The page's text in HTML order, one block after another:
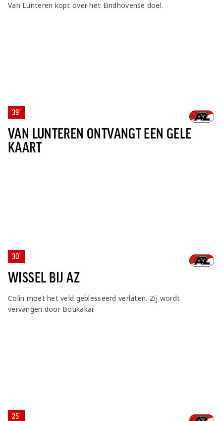
Van Lunteren kopt over het Eindhovense doel.
39'
VAN LUNTEREN ONTVANGT EEN GELE
KAART
30'
WISSEL BIJ AZ
Colin moet het veld geblesseerd verlaten. Zij wordt
vervangen door Boukakar.
25'